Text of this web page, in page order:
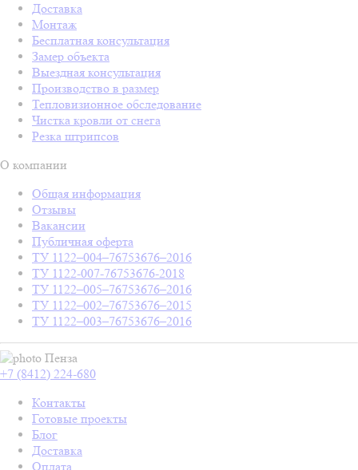
Доставка
Монтаж
Бесплатная консультация
Замер объекта
Выездная консультация
Производство в размер
Тепловизионное обследование
Чистка кровли от снега
Резка штрипсов
О компании
Общая информация
Отзывы
Вакансии
Публичная оферта
ТУ 1122–004–76753676–2016
ТУ 1122-007-76753676-2018
ТУ 1122–005–76753676–2016
ТУ 1122–002–76753676–2015
ТУ 1122–003–76753676–2016
Пенза
+7 (8412) 224-680
Контакты
Готовые проекты
Блог
Доставка
Оплата